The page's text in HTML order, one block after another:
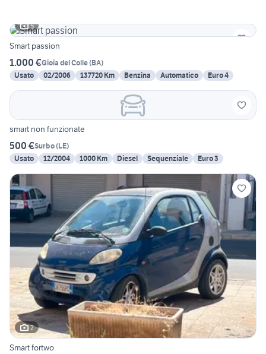
5
Smart passion
1.000 €Gioia del Colle(BA)
Usato
02/2006 137720 Km Benzina Automatico Euro 4
smart non funzionate
500 €Surbo(LE)
Usato
12/2004 1000 Km Diesel Sequenziale Euro 3
2
Smart fortwo